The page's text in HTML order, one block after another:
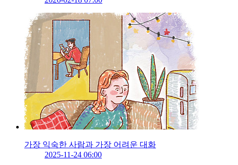
가장 익숙한 사람과 가장 어려운 대화
2025-11-24 06:00